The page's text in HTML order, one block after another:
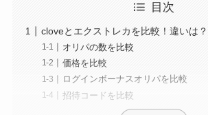
目次
cloveとエクストレカを比較！違いは？
オリパの数を比較
価格を比較
ログインボーナスオリパを比較
招待コードを比較